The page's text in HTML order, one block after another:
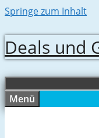
Springe zum Inhalt
Deals und
Menü